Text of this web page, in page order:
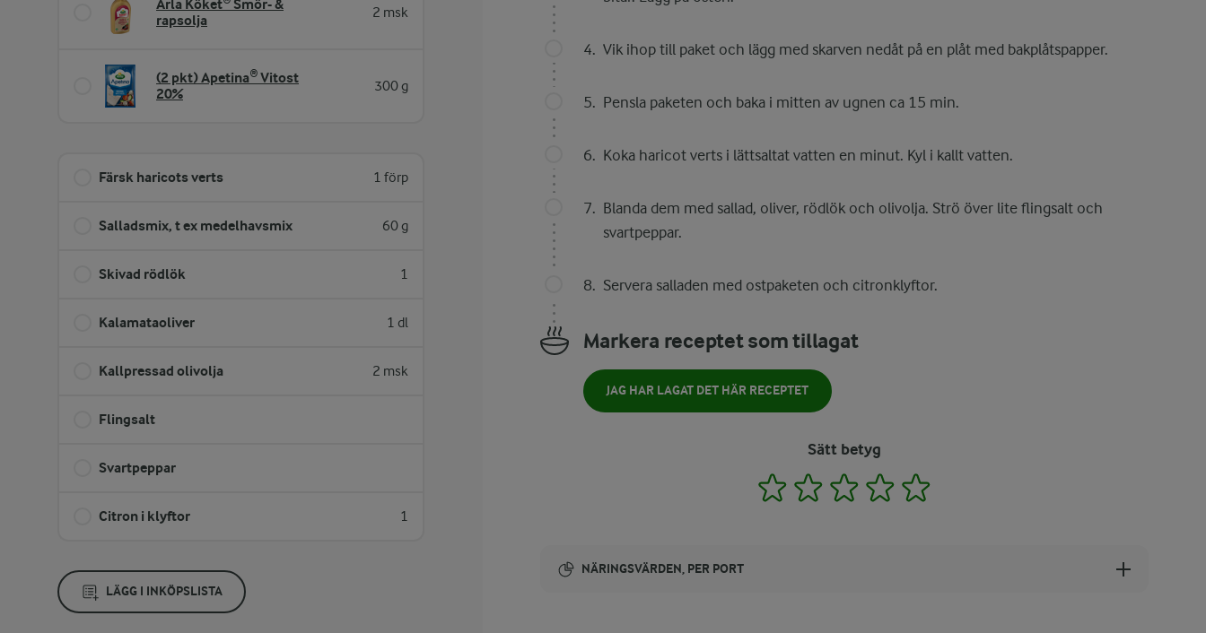
Arla Köket® Smör- &
rapsolja
2 msk
(2 pkt) Apetina® Vitost
20%
300 g
Färsk haricots verts 1 förp
Salladsmix, t ex medelhavsmix 60 g
Skivad rödlök 1
Kalamataoliver 1 dl
Kallpressad olivolja 2 msk
Flingsalt
Svartpeppar
Citron i klyftor 1
LÄGG I INKÖPSLISTA
Vik ihop till paket och lägg med skarven nedåt på en plåt med bakplåtspapper.
Pensla paketen och baka i mitten av ugnen ca 15 min.
Koka haricot verts i lättsaltat vatten en minut. Kyl i kallt vatten.
Blanda dem med sallad, oliver, rödlök och olivolja. Strö över lite flingsalt och
svartpeppar.
Servera salladen med ostpaketen och citronklyftor.
Markera receptet som tillagat
JAG HAR LAGAT DET HÄR RECEPTET
Sätt betyg
1 2 3 4
NÄRINGSVÄRDEN, PER PORT